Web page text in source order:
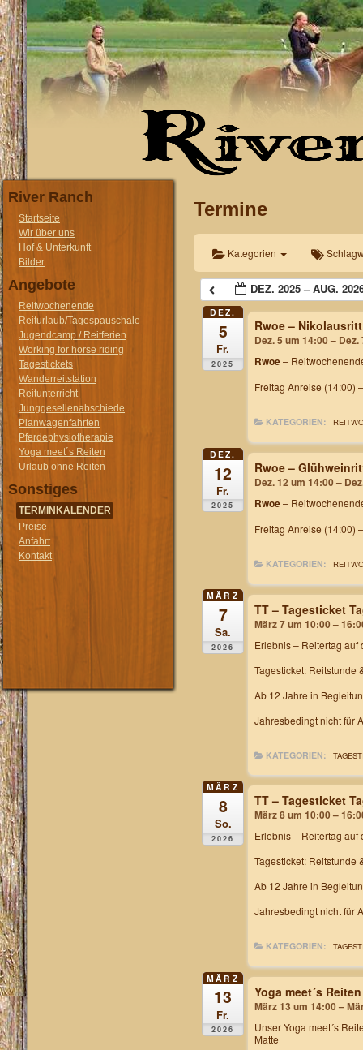
River Ranch
Startseite
Wir über uns
Hof & Unterkunft
Bilder
Angebote
Reitwochenende
Reiturlaub/Tagespauschale
Jugendcamp / Reitferien
Working for horse riding
Tagestickets
Wanderreitstation
Reitunterricht
Junggesellenabschiede
Planwagenfahrten
Pferdephysiotherapie
Yoga meet´s Reiten
Urlaub ohne Reiten
Sonstiges
TERMINKALENDER
Preise
Anfahrt
Kontakt
Termine
Kategorien
DEZ. 2025 – AUG.
DEZ.
5
Fr.
2025
Rwoe – Nikolausritt
Dez. 5 um 14:00 –
Rwoe–
Freitag Anreise (14:00)
KATEGORIEN:
DEZ.
12
Fr.
2025
Rwoe –
Dez. 12 um 14:00 –
Rwoe–
Freitag Anreise (14:00)
KATEGORIEN:
MÄRZ
7
Sa.
2026
TT – Tagesticket
März 7 um 10:00 –
Erlebnis – Reitertag auf
Tagesticket: Reitstunde
Ab 12 Jahre in
Jahresbedingt nicht für
KATEGORIEN:
MÄRZ
8
So.
2026
TT – Tagesticket
März 8 um 10:00 –
Erlebnis – Reitertag auf
Tagesticket: Reitstunde
Ab 12 Jahre in
Jahresbedingt nicht für
KATEGORIEN:
MÄRZ
13
Fr.
2026
Yoga meet´s Reiten
März 13 um 14:00 –
UnserYoga meet´s
Matte